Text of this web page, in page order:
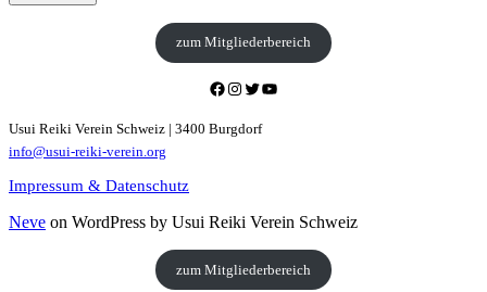
zum Mitgliederbereich
Facebook
Instagram
TwitterYouTube
Usui Reiki Verein Schweiz | 3400 Burgdorf
info@usui-reiki-verein.org
Impressum & Datenschutz
Neve on WordPress by Usui Reiki Verein Schweiz
zum Mitgliederbereich